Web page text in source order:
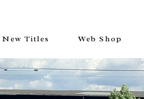
New Titles Web Shop